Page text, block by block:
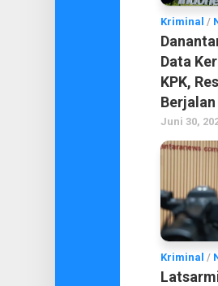
Kriminal /
Data
KPK,
Berjalan
Juni 30,
Kriminal /